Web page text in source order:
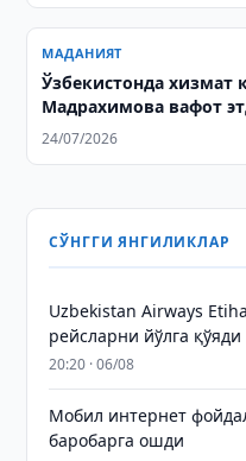
МАДАНИЯТ
Ўзбекистонда хизмат
Мадрахимова вафот
24/07/2026
СЎНГГИ ЯНГИЛИКЛАР
Uzbekistan Airways
рейсларни йўлга қўяди
20:20 · 06/08
Мобил интернет
баробарга ошди